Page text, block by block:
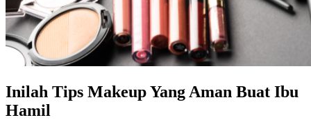
Inilah Tips Makeup Yang Aman Buat Ibu
Hamil